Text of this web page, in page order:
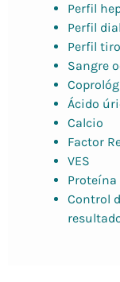
Perfil
Perfil
Perfil
Sangre
Ácido
Calcio
Factor
VES
Proteína
Control